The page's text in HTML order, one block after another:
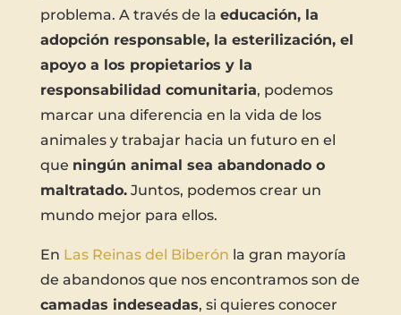
problema. A través de la educación, la
adopción responsable, la esterilización, el
apoyo a los propietarios y la
responsabilidad comunitaria, podemos
marcar una diferencia en la vida de los
animales y trabajar hacia un futuro en el
que ningún animal sea abandonado o
maltratado.Juntos, podemos crear un
mundo mejor para ellos.
En Las Reinas del Biberón la gran mayoría
de abandonos que nos encontramos son de
camadas indeseadas, si quieres conocer